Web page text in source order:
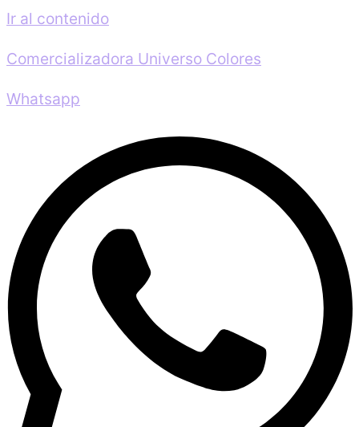
Ir al contenido
Comercializadora Universo Colores
Whatsapp